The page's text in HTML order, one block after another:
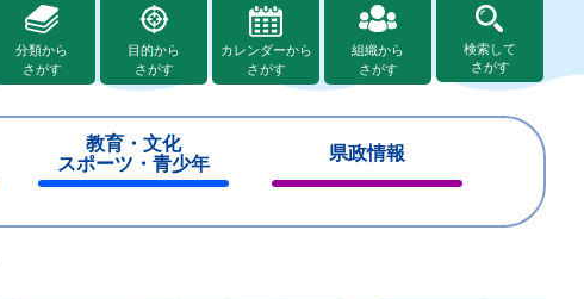
分類から
さがす
目的から
さがす
カレンダーから
さがす
組織から
さがす
検索して
さがす
教育・文化
スポーツ・青少年
じ
県政情報
じ